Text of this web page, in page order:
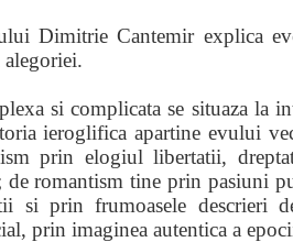
Dimitrie Cantemir explica
si complicata se situaza la
ieroglifica apartine evului
prin elogiul libertatii,
de romantism tine prin pasiuni
si prin frumoasele descrieri
prin imaginea autentica a